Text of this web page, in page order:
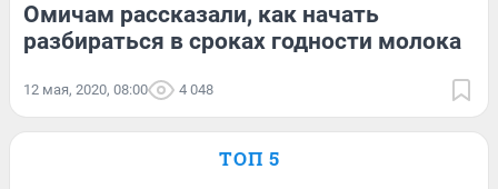
Омичам рассказали, как начать
разбираться в сроках годности молока
12 мая, 2020, 08:00 4 048
ТОП 5